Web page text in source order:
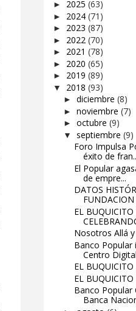
► 2025 (63)
► 2024 (71)
► 2023 (87)
► 2022 (70)
► 2021 (78)
► 2020 (65)
► 2019 (89)
▼ 2018 (93)
► diciembre (8)
► noviembre (7)
► octubre (9)
▼ septiembre (9)
Foro Impulsa
éxito de
El Popular
de empre...
DATOS
FUNDACION
EL
Nosotros Allá
Banco Popular
Centro Digital
EL
EL
Banco Popular
Banca